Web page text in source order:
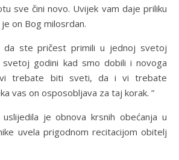
sve čini novo. Uvijek vam daje priliku
on Bog milosrdan.
da ste pričest primili u jednoj svetoj
svetoj godini kad smo dobili i novoga
trebate biti sveti, da i vi trebate
vas on osposobljava za taj korak. ”
je obnova krsnih obećanja u
uvela prigodnom recitacijom obitelj